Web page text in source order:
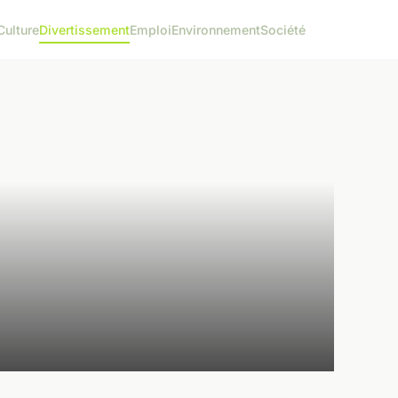
DivertissementEmploiEnvironnementSociété